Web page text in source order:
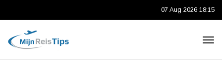
07 Aug 2026 18:15